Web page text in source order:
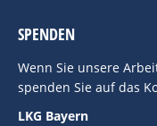
SPENDEN
Wenn Sie unsere
spenden Sie auf das
LKG Bayern